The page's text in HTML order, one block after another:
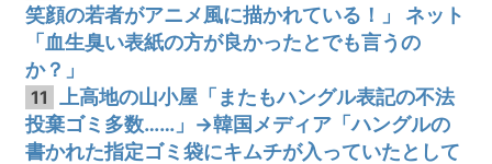
笑顔の若者がアニメ風に描かれている！」 ネット
「血生臭い表紙の方が良かったとでも言うの
か？」
11
上高地の山小屋「またもハングル表記の不法
投棄ゴミ多数……」→韓国メディア「ハングルの
書かれた指定ゴミ袋にキムチが入っていたとして